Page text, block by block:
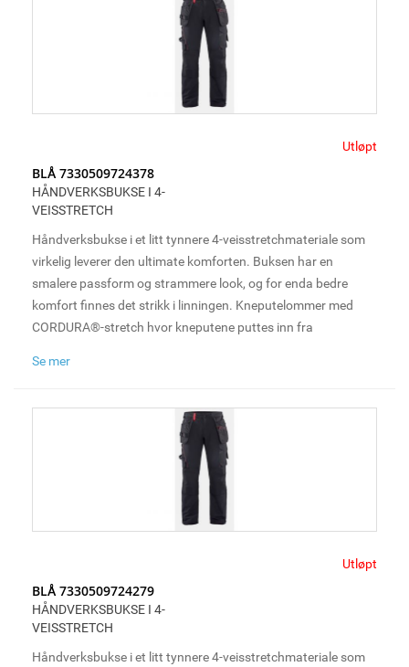
Utløpt
BLÅ 7330509724378
HÅNDVERKSBUKSE I 4-
VEISSTRETCH
Håndverksbukse i et litt tynnere 4-veisstretchmateriale som
virkelig leverer den ultimate komforten. Buksen har en
smalere passform og strammere look, og for enda bedre
komfort finnes det strikk i linningen. Kneputelommer med
CORDURA®-stretch hvor kneputene puttes inn fra
venstre side. For økt ventilasjon har den mesh i kneet, noe
arbeidsdager.
Se mer
Utløpt
BLÅ 7330509724279
HÅNDVERKSBUKSE I 4-
VEISSTRETCH
Håndverksbukse i et litt tynnere 4-veisstretchmateriale som